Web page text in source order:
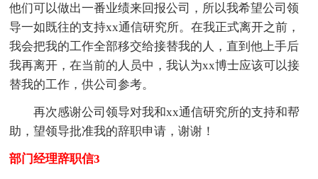
他们可以做出一番业绩来回报公司，所以我希望公司领
导一如既往的支持xx通信研究所。在我正式离开之前，
我会把我的工作全部移交给接替我的人，直到他上手后
我再离开，在当前的人员中，我认为xx博士应该可以接
替我的工作，供公司参考。
再次感谢公司领导对我和xx通信研究所的支持和帮
助，望领导批准我的辞职申请，谢谢！
部门经理辞职信3